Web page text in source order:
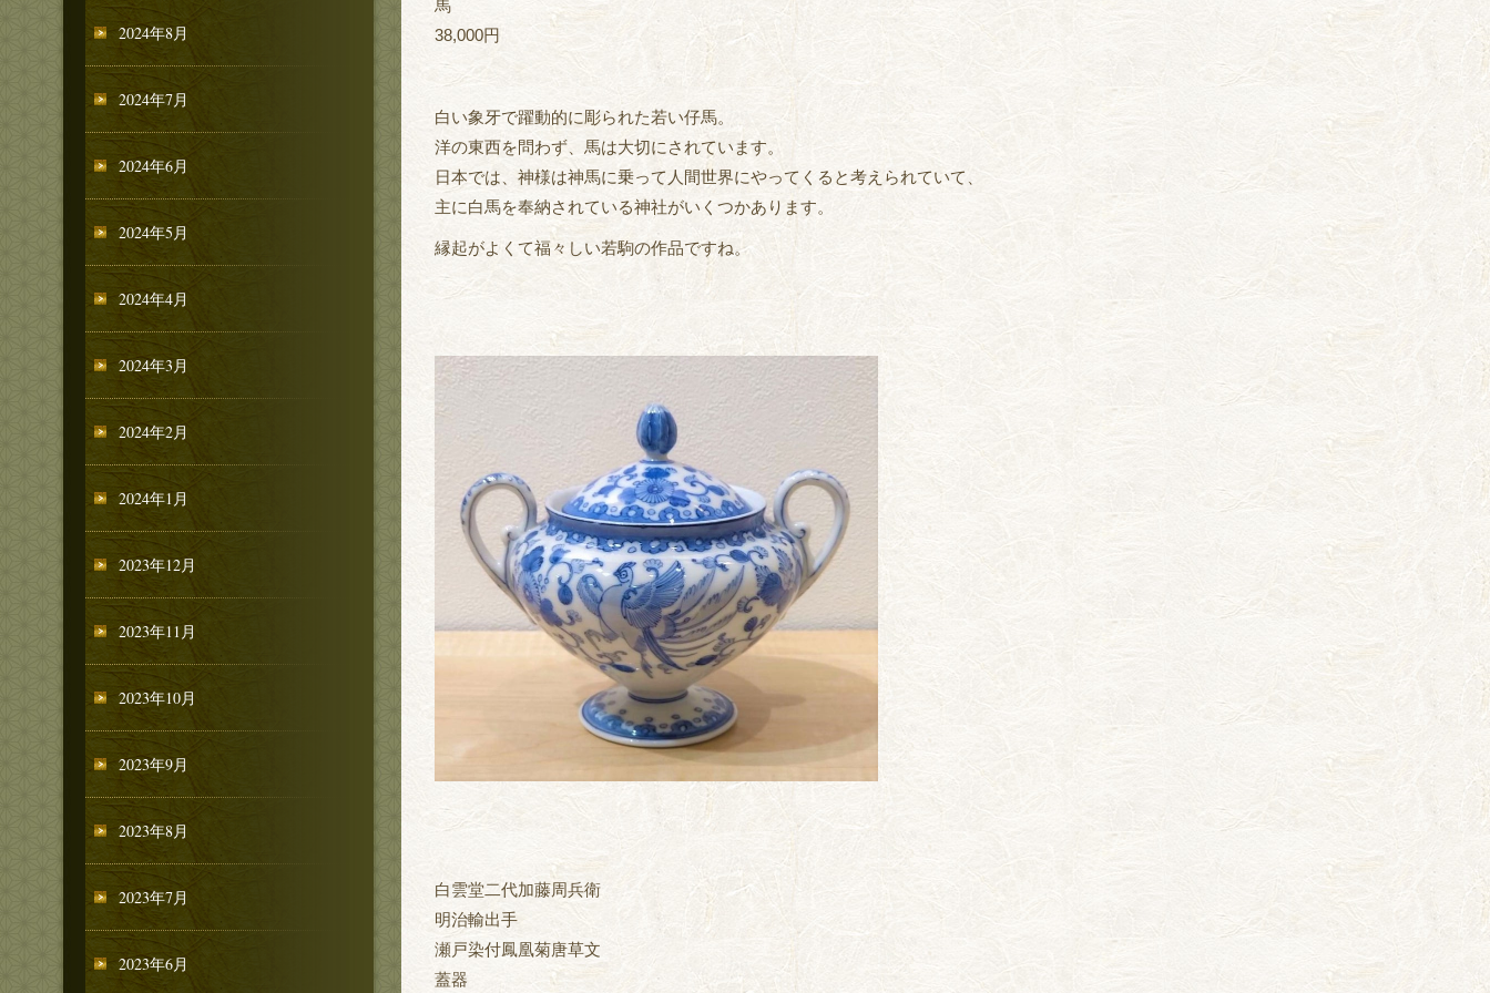
馬
38,000円
白い象牙で躍動的に彫られた若い仔馬。
洋の東西を問わず、馬は大切にされています。
日本では、神様は神馬に乗って人間世界にやってくると考えられていて、
主に白馬を奉納されている神社がいくつかあります。
縁起がよくて福々しい若駒の作品ですね。
白雲堂二代加藤周兵衛
明治輸出手
瀬戸染付鳳凰菊唐草文
蓋器
2024年8月
2024年7月
2024年6月
2024年5月
2024年4月
2024年3月
2024年2月
2024年1月
2023年12月
2023年11月
2023年10月
2023年9月
2023年8月
2023年7月
2023年6月